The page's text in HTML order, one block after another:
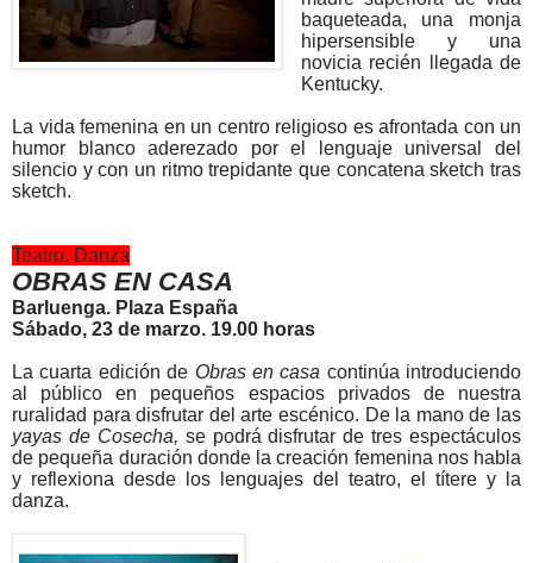
baqueteada, una monja
hipersensible y una
novicia recién llegada de
Kentucky.
La vida femenina en un centro religioso es afrontada con un
humor blanco aderezado por el lenguaje universal del
silencio y con un ritmo trepidante que concatena sketch tras
sketch.
Teatro. Danza
OBRAS EN CASA
Barluenga. Plaza España
Sábado, 23 de marzo. 19.00 horas
La cuarta edición de Obras en casa continúa introduciendo
al público en pequeños espacios privados de nuestra
ruralidad para disfrutar del arte escénico. De la mano de las
yayas de Cosecha, se podrá disfrutar de tres espectáculos
de pequeña duración donde la creación femenina nos habla
y reflexiona desde los lenguajes del teatro, el títere y la
danza.